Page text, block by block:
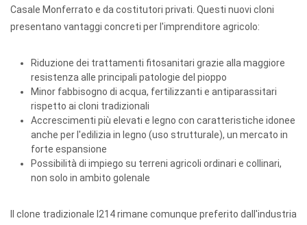
Casale Monferrato e da costitutori privati. Questi nuovi cloni
presentano vantaggi concreti per l'imprenditore agricolo:
Riduzione dei trattamenti fitosanitari grazie alla maggiore
resistenza alle principali patologie del pioppo
Minor fabbisogno di acqua, fertilizzanti e antiparassitari
rispetto ai cloni tradizionali
Accrescimenti più elevati e legno con caratteristiche idonee
anche per l'edilizia in legno (uso strutturale), un mercato in
forte espansione
Possibilità di impiego su terreni agricoli ordinari e collinari,
non solo in ambito golenale
Il clone tradizionale I214 rimane comunque preferito dall'industria